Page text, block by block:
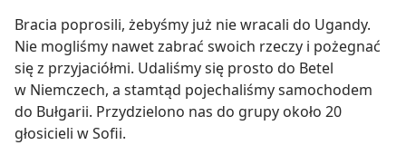
Bracia poprosili, żebyśmy już nie wracali do Ugandy.
Nie mogliśmy nawet zabrać swoich rzeczy i pożegnać
się z przyjaciółmi. Udaliśmy się prosto do Betel
w Niemczech, a stamtąd pojechaliśmy samochodem
do Bułgarii. Przydzielono nas do grupy około 20
głosicieli w Sofii.